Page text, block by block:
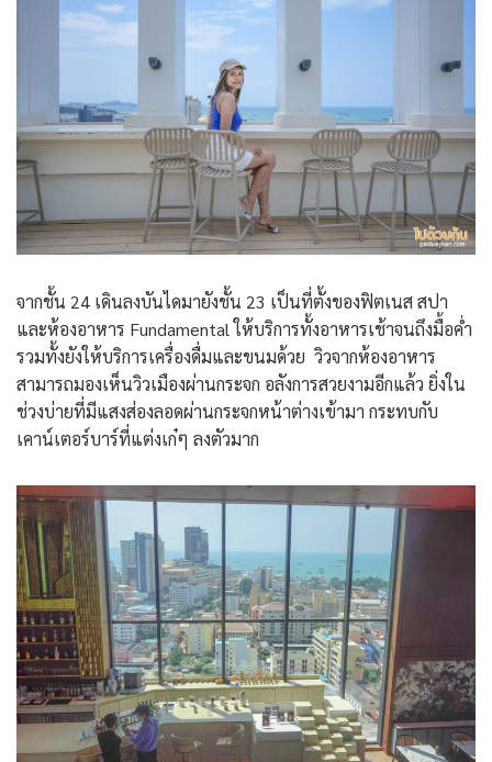
จากชั้น 24 เดินลงบันไดมายังชั้น 23 เป็นที่ตั้งของฟิตเนส สปา
และห้องอาหาร Fundamental ให้บริการทั้งอาหารเช้าจนถึงมื้อค่ำ
รวมทั้งยังให้บริการเครื่องดื่มและขนมด้วย วิวจากห้องอาหาร
สามารถมองเห็นวิวเมืองผ่านกระจก อลังการสวยงามอีกแล้ว ยิ่งใน
ช่วงบ่ายที่มีแสงส่องลอดผ่านกระจกหน้าต่างเข้ามา กระทบกับ
เคาน์เตอร์บาร์ที่แต่งเก๋ๆ ลงตัวมาก